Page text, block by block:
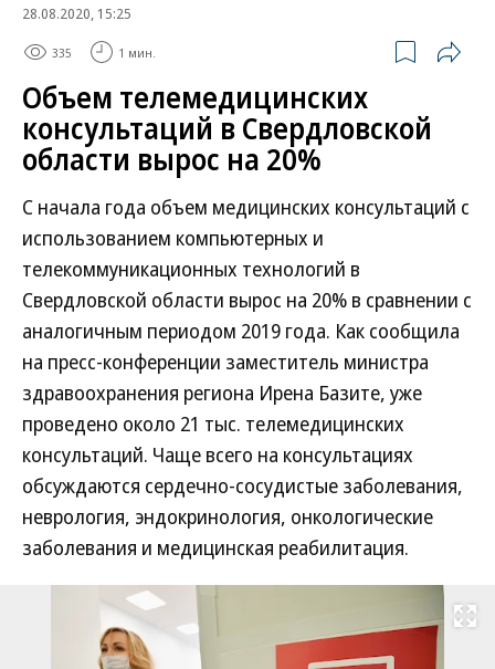
28.08.2020, 15:25
335 1 мин.
Объем телемедицинских
консультаций в Свердловской
области вырос на 20%
С начала года объем медицинских консультаций с
использованием компьютерных и
телекоммуникационных технологий в
Свердловской области вырос на 20% в сравнении с
аналогичным периодом 2019 года. Как сообщила
на пресс-конференции заместитель министра
здравоохранения региона Ирена Базите, уже
проведено около 21 тыс. телемедицинских
консультаций. Чаще всего на консультациях
обсуждаются сердечно-сосудистые заболевания,
неврология, эндокринология, онкологические
заболевания и медицинская реабилитация.
Развернуть